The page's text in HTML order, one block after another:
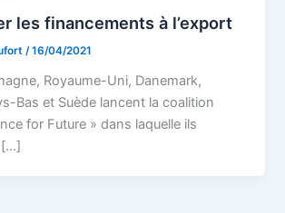
les financements à l’export
/16/04/2021
Royaume-Uni, Danemark,
Bas et Suède lancent la coalition
for Future » dans laquelle ils
[…]